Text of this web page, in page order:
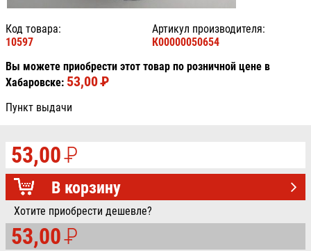
Код товара:
10597
Артикул производителя:
К00000050654
Вы можете приобрести этот товар по розничной цене в
Хабаровске: 53,00PУБ.
Пункт выдачи
53,00P
УБ.
В корзину
Хотите приобрести дешевле?
53,00P